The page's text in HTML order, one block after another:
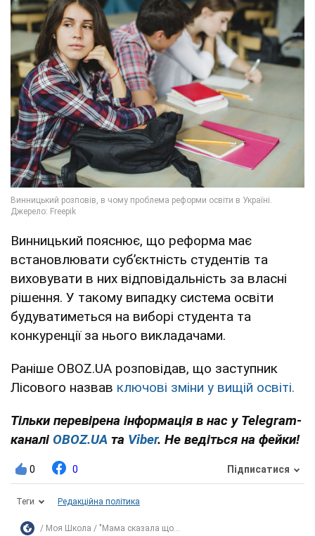
Винницький пояснює, що реформа має
встановлювати субʼєктність студентів та
виховувати в них відповідальність за власні
рішення. У такому випадку система освіти
будуватиметься на виборі студента та
конкуренції за нього викладачами.
Раніше OBOZ.UA розповідав, що заступник
Лісового назвав ключові зміни у вищій освіті.
Тільки перевірена інформація в нас у Telegram-
каналі OBOZ.UA та Viber. Не ведіться на фейки!
0 0 Підписатися
Теги Редакційна політика
Моя Школа "Мама сказала що...